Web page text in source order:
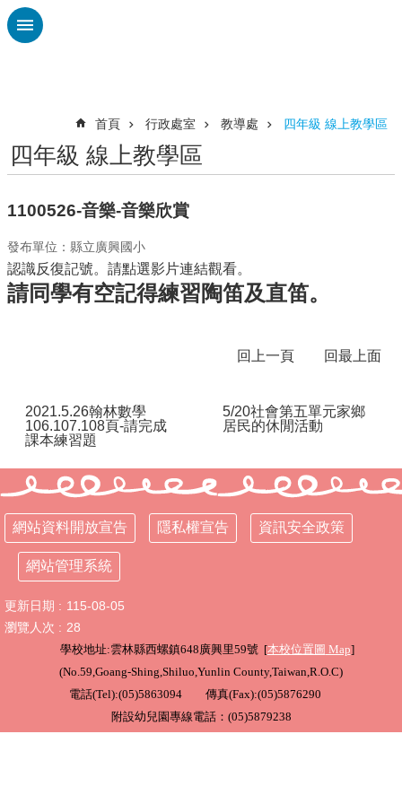
跳到主要內容區塊
認
興
校
刊
專
行
處
室
課
程
專
區
校
務
首頁 行政處室 教導處 四年級 線上教學區
四年級 線上教學區
1100526-音樂-音樂欣賞
發布單位：縣立廣興國小
認識反復記號。請點選影片連結觀看。
請同學有空記得練習陶笛及直笛。
回上一頁 回最上面
2021.5.26翰林數學
106.107.108頁-請完成
課本練習題
5/20社會第五單元家鄉
居民的休閒活動
網站資料開放宣告 隱私權宣告 資訊安全政策
網站管理系統
更新日期
115-08-05
瀏覽人次
28
學校地址:雲林縣西螺鎮648廣興里59號 [本校位置圖 Map]
(No.59,Goang-Shing,Shiluo,Yunlin County,Taiwan,R.O.C)
電話(Tel):(05)5863094 傳真(Fax):(05)5876290
附設幼兒園專線電話：(05)5879238